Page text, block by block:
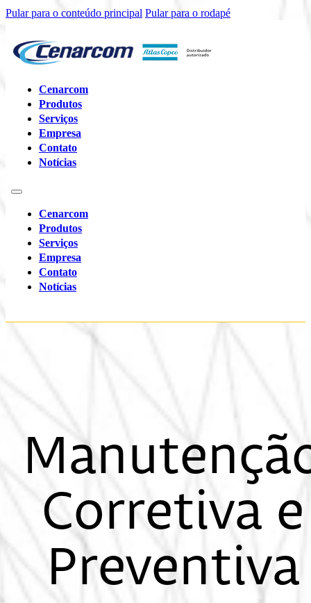
Pular para o conteúdo principal Pular para o rodapé
Cenarcom
Produtos
Serviços
Empresa
Contato
Notícias
Cenarcom
Produtos
Serviços
Empresa
Contato
Notícias
Corretiva e
Preventiva